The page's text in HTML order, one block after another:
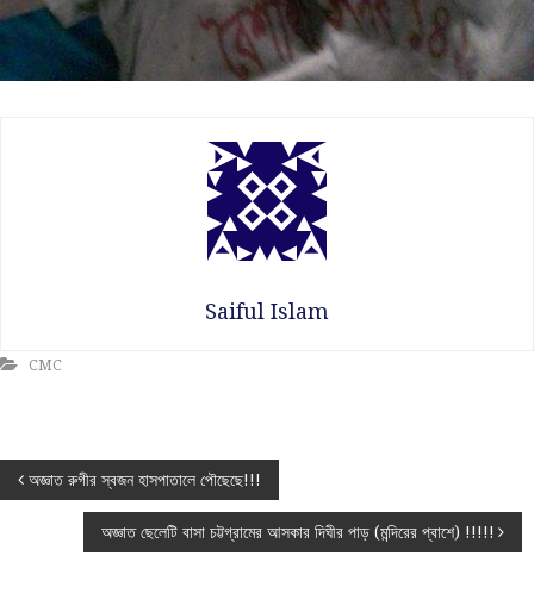
Saiful Islam
CMC
P অজ্ঞাত রুগীর স্বজন হাসপাতালে পৌছেছে!!!
অজ্ঞাত ছেলেটি বাসা চট্টগ্রামের আসকার দিঘীর পাড় (মন্দিরের প্বাশে) !!!!!